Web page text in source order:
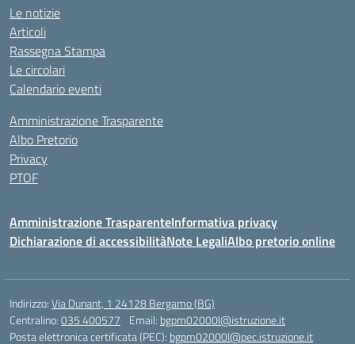
Le notizie
Articoli
Rassegna Stampa
Le circolari
Calendario eventi
Amministrazione Trasparente
Albo Pretorio
Privacy
PTOF
Amministrazione TrasparenteInformativa privacy
Dichiarazione di accessibilitàNote LegaliAlbo pretorio online
Indirizzo:Via Dunant, 1 24128 Bergamo (BG)
Centralino:035 400577 Email: bgpm02000l@istruzione.it
Posta elettronica certificata (PEC): bgpm02000l@pec.istruzione.it